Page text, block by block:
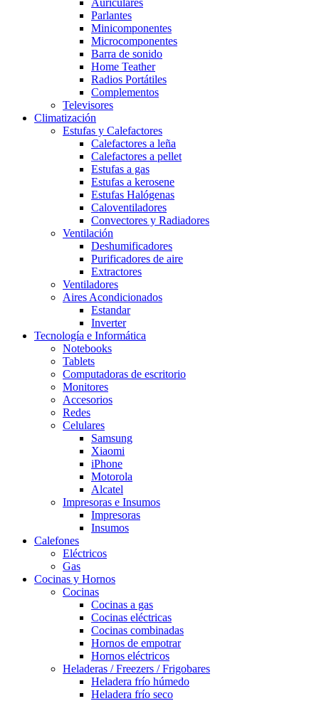
Auriculares
Parlantes
Minicomponentes
Microcomponentes
Barra de sonido
Home Teather
Radios Portátiles
Complementos
Televisores
Climatización
Estufas y Calefactores
Calefactores a leña
Calefactores a pellet
Estufas a gas
Estufas a kerosene
Estufas Halógenas
Caloventiladores
Convectores y Radiadores
Ventilación
Deshumificadores
Purificadores de aire
Extractores
Ventiladores
Aires Acondicionados
Estandar
Inverter
Tecnología e Informática
Notebooks
Tablets
Computadoras de escritorio
Monitores
Accesorios
Redes
Celulares
Samsung
Xiaomi
iPhone
Motorola
Alcatel
Impresoras e Insumos
Impresoras
Insumos
Calefones
Eléctricos
Gas
Cocinas y Hornos
Cocinas
Cocinas a gas
Cocinas eléctricas
Cocinas combinadas
Hornos de empotrar
Hornos eléctricos
Heladeras / Freezers / Frigobares
Heladera frío húmedo
Heladera frío seco